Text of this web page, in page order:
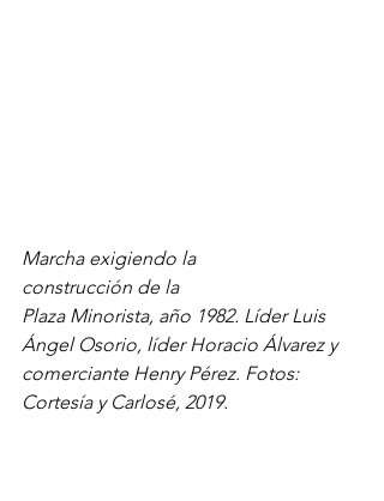
Marcha exigiendo la
construcción de la
Plaza Minorista, año 1982. Líder Luis
Ángel Osorio, líder Horacio Álvarez y
comerciante Henry Pérez. Fotos:
Cortesía y Carlosé, 2019.